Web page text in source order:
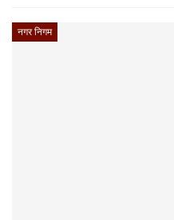
नगर निगम